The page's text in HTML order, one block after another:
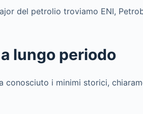
del petrolio troviamo ENI,
lungo periodo
conosciuto i minimi storici,